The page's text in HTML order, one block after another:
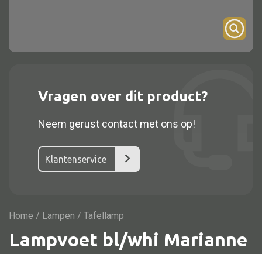
Alle kasten
Dressoir
Nachtkast
Vitrine
TV meubel
Vragen over dit product?
Neem gerust contact met ons op!
Klantenservice
Home / Lampen / Tafellamp
Lampvoet bl/whi Marianne